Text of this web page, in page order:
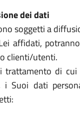
dei dati
soggetti a
affidati,
clienti/utenti.
trattamento di
i Suoi dati